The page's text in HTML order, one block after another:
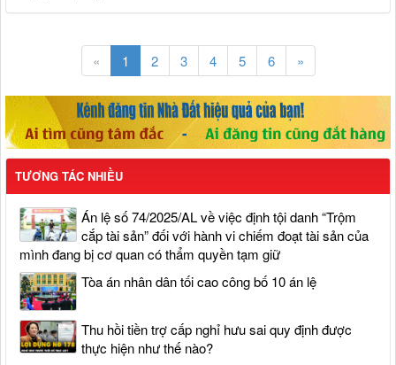
« 1 2 3 4 5 6 »
TƯƠNG TÁC NHIỀU
Án lệ số 74/2025/AL về việc định tội danh “Trộm
cắp tài sản” đối với hành vi chiếm đoạt tài sản của
mình đang bị cơ quan có thẩm quyền tạm giữ
Tòa án nhân dân tối cao công bố 10 án lệ
Thu hồi tiền trợ cấp nghỉ hưu sai quy định được
thực hiện như thế nào?